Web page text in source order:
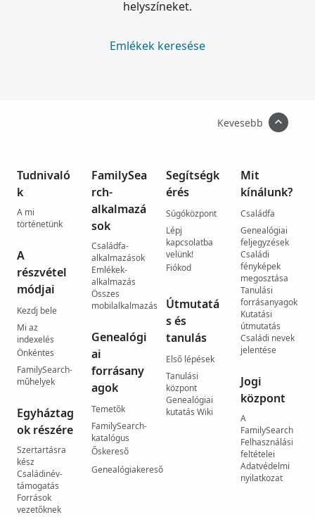
helyszíneket.
Emlékek keresése
Kevesebb
Tudnivaló
k
A mi
történetünk
A
részvétel
módjai
Kezdj bele
Mi az
indexelés
Önkéntes
FamilySearch-
műhelyek
Egyháztag
ok részére
Szertartásra
kész
Családinév-
támogatás
Források
vezetőknek
FamilySea
rch-
alkalmazá
sok
Családfa-
alkalmazások
Emlékek-
alkalmazás
Összes
mobilalkalmazás
Genealógi
ai
forrásany
agok
Temetők
FamilySearch-
katalógus
Őskereső
Genealógiakereső
Segítségk
érés
Súgóközpont
Lépj
kapcsolatba
velünk!
Fiókod
Útmutatá
s és
tanulás
Első lépések
Tanulási
központ
Genealógiai
kutatás Wiki
Mit
kínálunk?
Családfa
Genealógiai
feljegyzések
Családi
fényképek
megosztása
Tanulási
forrásanyagok
Kutatási
útmutatás
Családi nevek
jelentése
Jogi
központ
A
FamilySearch
Felhasználási
feltételei
Adatvédelmi
nyilatkozat